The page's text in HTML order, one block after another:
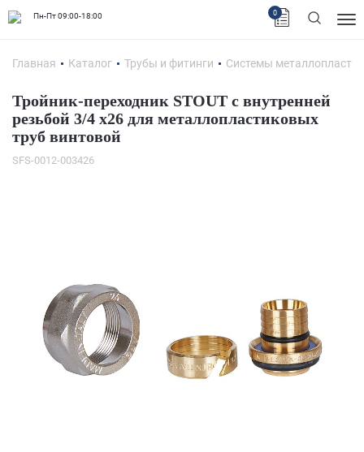
Пн-Пт 09:00-18:00 0
Главная Каталог Трубы и фитинги Системы
Тройник-переходник STOUT с внутренней
резьбой 3/4 х26 для металлопластиковых
труб винтовой
SFS-0012-003426